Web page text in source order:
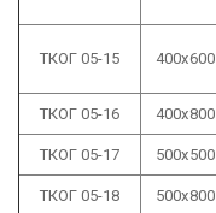
ТКОГ 05-15 400х600
ТКОГ 05-16
400х800
ТКОГ 05-17 500х500
ТКОГ 05-18 500х800